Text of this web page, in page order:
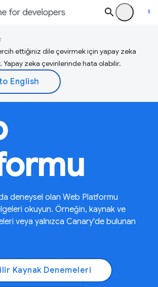
ettiğiniz dile çevirmek için yapay zeka
Yapay zeka çevirilerinde hata olabilir.
deneysel olan Web Platformu
okuyun. Örneğin, kaynak ve
veya yalnızca Canary'de bulunan
Kaynak Denemeleri